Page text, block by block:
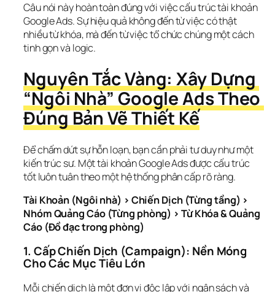
Câu nói này hoàn toàn đúng với việc cấu trúc tài khoản
Google Ads. Sự hiệu quả không đến từ việc có thật
nhiều từ khóa, mà đến từ việc tổ chức chúng một cách
tinh gọn và logic.
Nguyên Tắc Vàng: Xây Dựng
“Ngôi Nhà” Google Ads Theo
Đúng Bản Vẽ Thiết Kế
Để chấm dứt sự hỗn loạn, bạn cần phải tư duy như một
kiến trúc sư. Một tài khoản Google Ads được cấu trúc
tốt luôn tuân theo một hệ thống phân cấp rõ ràng.
Tài Khoản (Ngôi nhà) > Chiến Dịch (Từng tầng) >
Nhóm Quảng Cáo (Từng phòng) > Từ Khóa & Quảng
Cáo (Đồ đạc trong phòng)
1. Cấp Chiến Dịch (Campaign): Nền Móng
Cho Các Mục Tiêu Lớn
Mỗi chiến dịch là một đơn vị độc lập với ngân sách và